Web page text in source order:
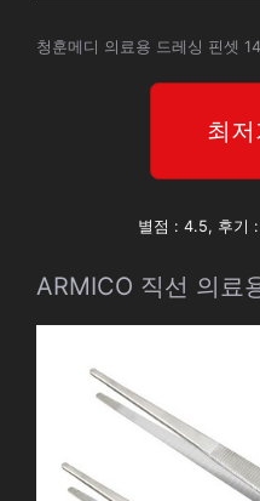
청훈메디 의료용 드레싱 핀셋
최
별점 : 4.5, 후기
ARMICO 직선 의료